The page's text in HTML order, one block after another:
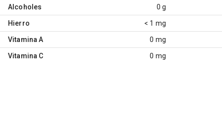
Alcoholes 0 g
Hierro < 1 mg
Vitamina A 0 mg
Vitamina C 0 mg